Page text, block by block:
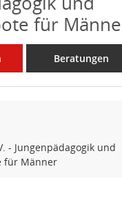
für
Beratungen
- Jungenpädagogik und
für Männer